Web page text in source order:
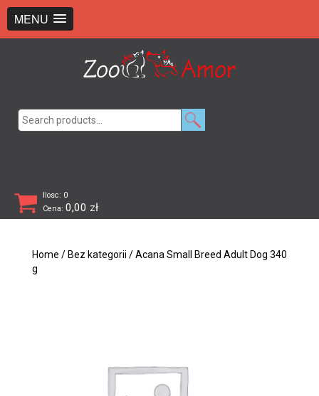
MENU
Ilosc: 0
Cena: 0,00 zł
Home / Bez kategorii / Acana Small Breed Adult Dog 340
g